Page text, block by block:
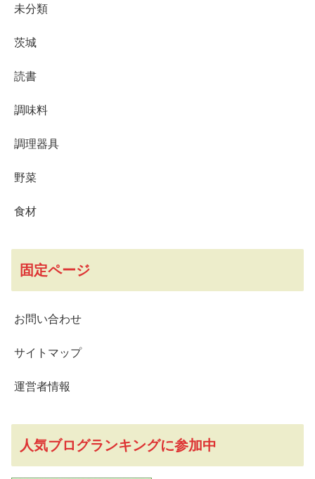
未分類
茨城
読書
調味料
調理器具
野菜
食材
固定ページ
お問い合わせ
サイトマップ
運営者情報
人気ブログランキングに参加中